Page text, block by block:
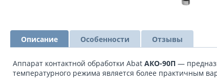
Описание Особенности Отзывы
Аппарат контактной обработки Abat АКО-90П —
температурного режима является более практичным